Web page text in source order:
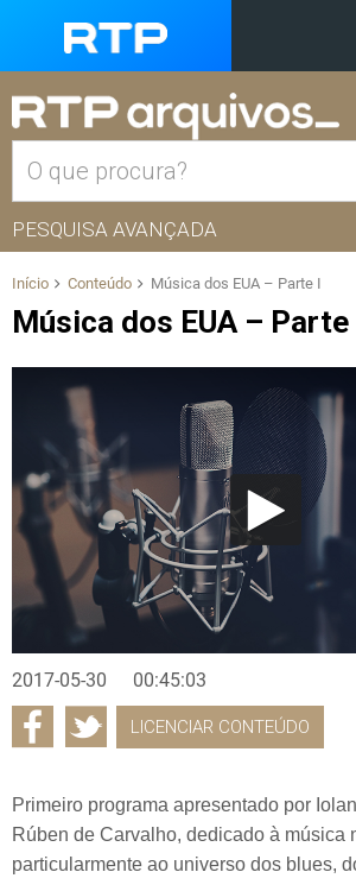
PESQUISA AVANÇADA
Início Conteúdo Música dos EUA – Parte I
Música dos EUA – Parte
2017-05-30 00:45:03
LICENCIAR CONTEÚDO
Primeiro programa apresentado por
Rúben de Carvalho, dedicado à música
particularmente ao universo dos blues,